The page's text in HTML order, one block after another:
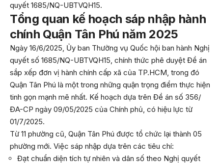
quyết 1685/NQ-UBTVQH15.
Tổng quan kế hoạch sáp nhập hành
chính Quận Tân Phú năm 2025
Ngày 16/6/2025, Ủy ban Thường vụ Quốc hội ban hành Nghị
quyết số 1685/NQ-UBTVQH15, chính thức phê duyệt Đề án
sắp xếp đơn vị hành chính cấp xã của TP.HCM, trong đó
Quận Tân Phú là một trong những quận trọng điểm thực hiện
tinh gọn mạnh mẽ nhất. Kế hoạch dựa trên Đề án số 356/
ĐA-CP ngày 09/05/2025 của Chính phủ, có hiệu lực từ
01/7/2025.
Từ 11 phường cũ, Quận Tân Phú được tổ chức lại thành 05
phường mới. Việc sáp nhập dựa trên các tiêu chí:
Đạt chuẩn diện tích tự nhiên và dân số theo Nghị quyết